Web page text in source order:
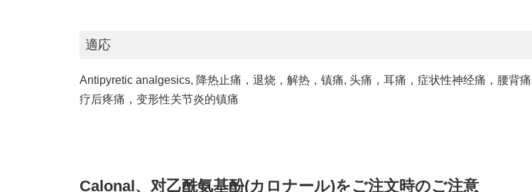
適応
Antipyretic analgesics, 降热止痛，退烧，解热，镇痛, 头痛，耳痛，症状性神经痛，腰背
疗后疼痛，变形性关节炎的镇痛
Calonal、对乙酰氨基酚(カロナール)をご注文時のご注意